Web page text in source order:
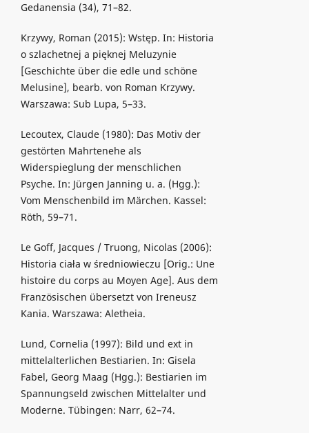
Gedanensia (34), 71–82.
Krzywy, Roman (2015): Wstęp. In: Historia
o szlachetnej a pięknej Meluzynie
[Geschichte über die edle und schöne
Melusine], bearb. von Roman Krzywy.
Warszawa: Sub Lupa, 5–33.
Lecoutex, Claude (1980): Das Motiv der
gestörten Mahrtenehe als
Widerspieglung der menschlichen
Psyche. In: Jürgen Janning u. a. (Hgg.):
Vom Menschenbild im Märchen. Kassel:
Röth, 59–71.
Le Goff, Jacques / Truong, Nicolas (2006):
Historia ciała w średniowieczu [Orig.: Une
histoire du corps au Moyen Age]. Aus dem
Französischen übersetzt von Ireneusz
Kania. Warszawa: Aletheia.
Lund, Cornelia (1997): Bild und ext in
mittelalterlichen Bestiarien. In: Gisela
Fabel, Georg Maag (Hgg.): Bestiarien im
Spannungseld zwischen Mittelalter und
Moderne. Tübingen: Narr, 62–74.